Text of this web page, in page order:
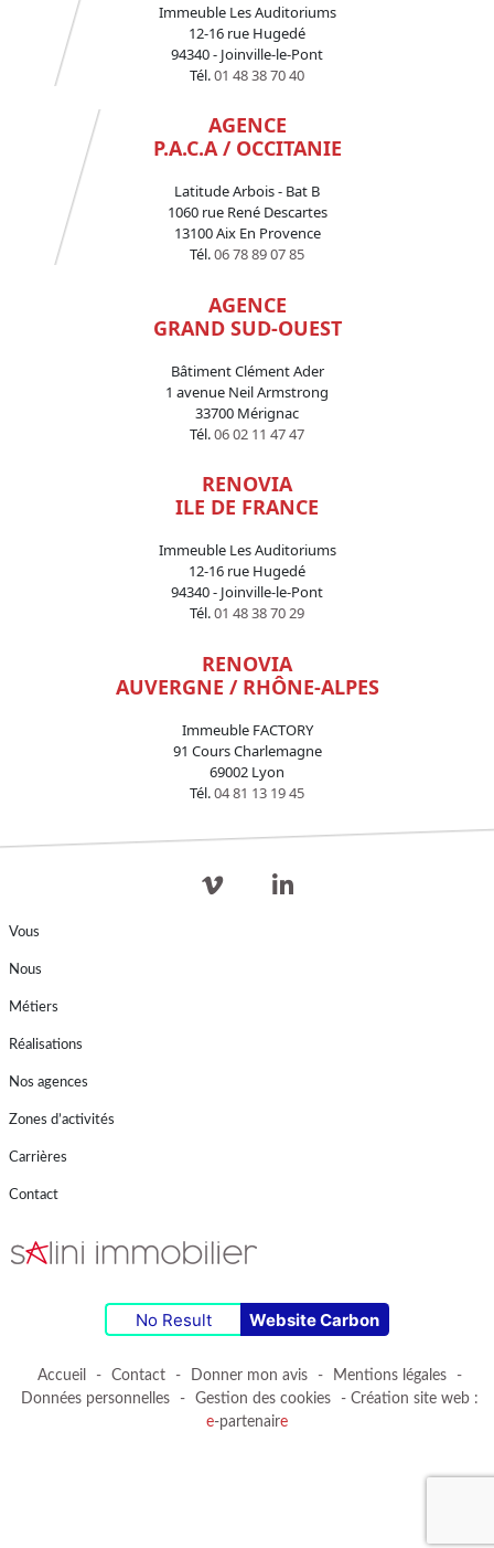
Immeuble Les Auditoriums
12-16 rue Hugedé
94340 - Joinville-le-Pont
Tél.01 48 38 70 40
AGENCE
P.A.C.A / OCCITANIE
Latitude Arbois - Bat B
1060 rue René Descartes
13100 Aix En Provence
Tél.06 78 89 07 85
AGENCE
GRAND SUD-OUEST
Bâtiment Clément Ader
1 avenue Neil Armstrong
33700 Mérignac
Tél.06 02 11 47 47
RENOVIA
ILE DE FRANCE
Immeuble Les Auditoriums
12-16 rue Hugedé
94340 - Joinville-le-Pont
Tél.01 48 38 70 29
RENOVIA
AUVERGNE / RHÔNE-ALPES
Immeuble FACTORY
91 Cours Charlemagne
69002 Lyon
Tél.04 81 13 19 45
Vous
Nous
Métiers
Réalisations
Nos agences
Zones d’activités
Carrières
Contact
No Result Website Carbon
Accueil - Contact - Donner mon avis - Mentions légales
-
Données personnelles
- Gestion des cookies
- Création site web :
e-partenaire